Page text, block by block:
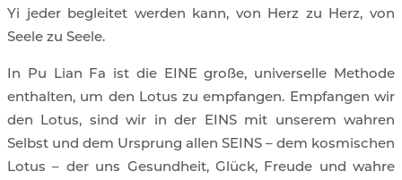
Yi jeder begleitet werden kann, von Herz zu Herz, von
Seele zu Seele.
In Pu Lian Fa ist die EINE große, universelle Methode
enthalten, um den Lotus zu empfangen. Empfangen wir
den Lotus, sind wir in der EINS mit unserem wahren
Selbst und dem Ursprung allen SEINS – dem kosmischen
Lotus – der uns Gesundheit, Glück, Freude und wahre